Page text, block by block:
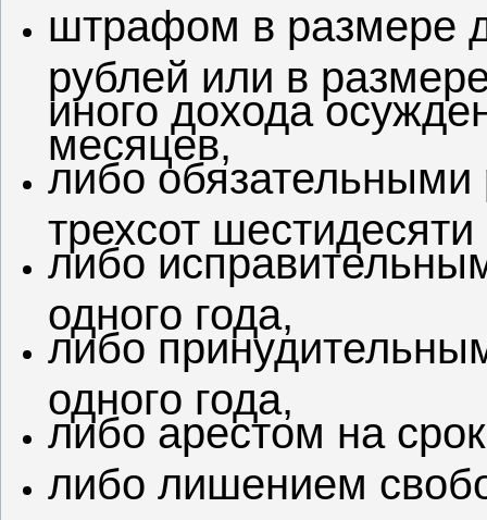
штрафом в размере
рублей или в
иного дохода
месяцев,
либо обязательными
трехсот шестидесяти
либо
одного года,
либо
одного года,
либо арестом на
либо лишением